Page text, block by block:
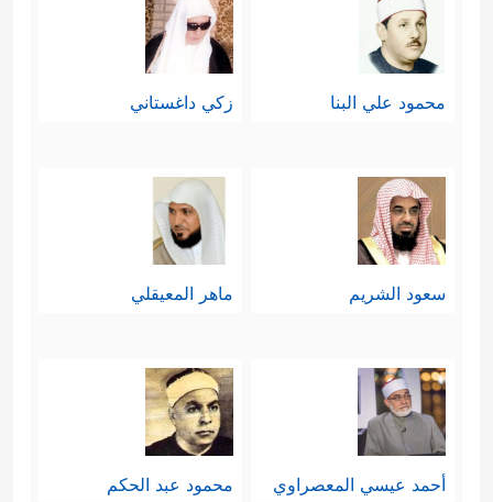
محمود علي البنا زكي داغستاني
سعود الشريم ماهر المعيقلي
أحمد عيسي المعصراوي محمود عبد الحكم